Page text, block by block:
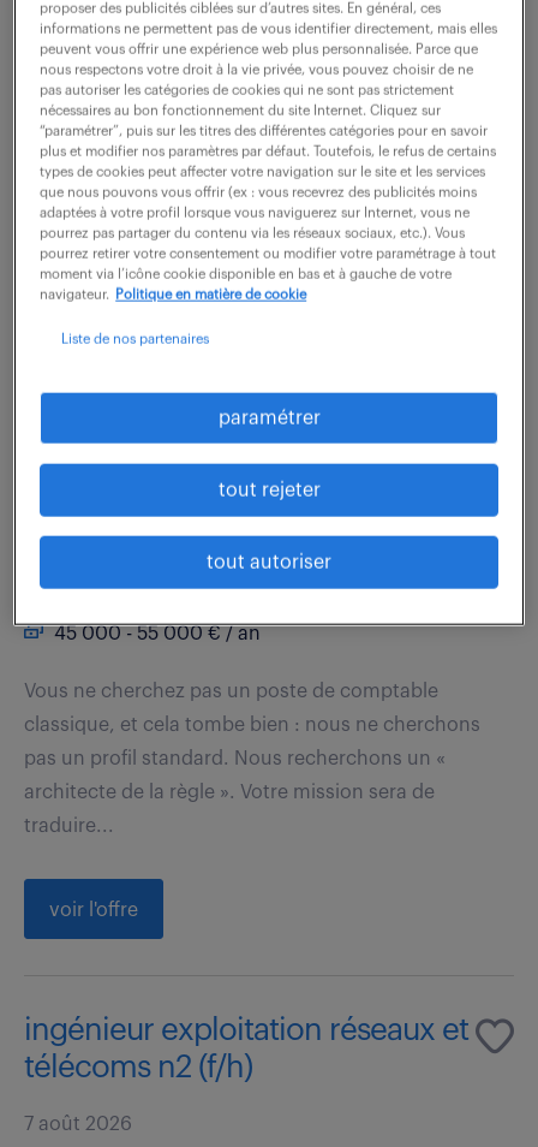
7 août 2026
Marseille 01 (13)
CDI
60 000 - 80 000 € / an
Rattaché(e) à la direction technique , vous occuperez
un rôle de référent technique au sein de l'équipe. Ce
poste requiert une forte légitimité technique : vous
définissez les orientations...
voir l'offre
consultant compatbilité
paramétrage (f/h)
45 000 - 55 000 € / an
Vous ne cherchez pas un poste de comptable
classique, et cela tombe bien : nous ne cherchons
pas un profil standard. Nous recherchons un «
architecte de la règle ». Votre mission sera de
traduire...
voir l'offre
ingénieur exploitation réseaux et
télécoms n2 (f/h)
7 août 2026
proposer des publicités ciblées sur d’autres sites. En général, ces
informations ne permettent pas de vous identifier directement, mais elles
peuvent vous offrir une expérience web plus personnalisée. Parce que
nous respectons votre droit à la vie privée, vous pouvez choisir de ne
pas autoriser les catégories de cookies qui ne sont pas strictement
nécessaires au bon fonctionnement du site Internet. Cliquez sur
“paramétrer”, puis sur les titres des différentes catégories pour en savoir
plus et modifier nos paramètres par défaut. Toutefois, le refus de certains
types de cookies peut affecter votre navigation sur le site et les services
que nous pouvons vous offrir (ex : vous recevrez des publicités moins
adaptées à votre profil lorsque vous naviguerez sur Internet, vous ne
pourrez pas partager du contenu via les réseaux sociaux, etc.). Vous
pourrez retirer votre consentement ou modifier votre paramétrage à tout
moment via l’icône cookie disponible en bas et à gauche de votre
navigateur.
Politique en matière de cookie
Liste de nos partenaires
paramétrer
tout rejeter
tout autoriser